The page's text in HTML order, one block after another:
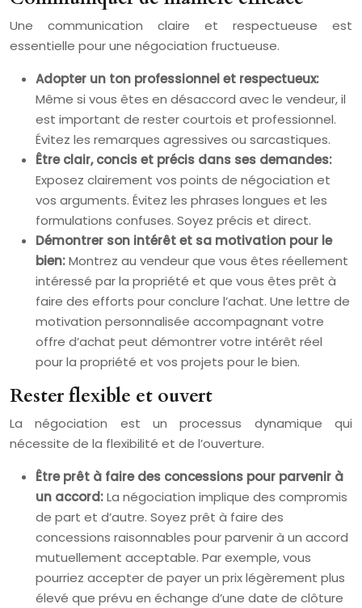
Une communication claire et respectueuse est
essentielle pour une négociation fructueuse.
Adopter un ton professionnel et respectueux:
Même si vous êtes en désaccord avec le vendeur, il
est important de rester courtois et professionnel.
Évitez les remarques agressives ou sarcastiques.
Être clair, concis et précis dans ses demandes:
Exposez clairement vos points de négociation et
vos arguments. Évitez les phrases longues et les
formulations confuses. Soyez précis et direct.
Démontrer son intérêt et sa motivation pour le
bien:Montrez au vendeur que vous êtes réellement
intéressé par la propriété et que vous êtes prêt à
faire des efforts pour conclure l’achat. Une lettre de
motivation personnalisée accompagnant votre
offre d’achat peut démontrer votre intérêt réel
pour la propriété et vos projets pour le bien.
Rester flexible et ouvert
La négociation est un processus dynamique qui
nécessite de la flexibilité et de l’ouverture.
Être prêt à faire des concessions pour parvenir à
un accord:La négociation implique des compromis
de part et d’autre. Soyez prêt à faire des
concessions raisonnables pour parvenir à un accord
mutuellement acceptable. Par exemple, vous
pourriez accepter de payer un prix légèrement plus
élevé que prévu en échange d’une date de clôture